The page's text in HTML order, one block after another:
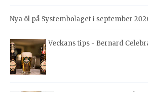
Nya öl på Systembolaget i september
Veckans tips - Bernard